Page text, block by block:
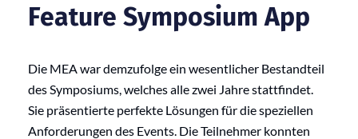
Feature Symposium App
Die MEA war demzufolge ein wesentlicher Bestandteil
des Symposiums, welches alle zwei Jahre stattfindet.
Sie präsentierte perfekte Lösungen für die speziellen
Anforderungen des Events. Die Teilnehmer konnten